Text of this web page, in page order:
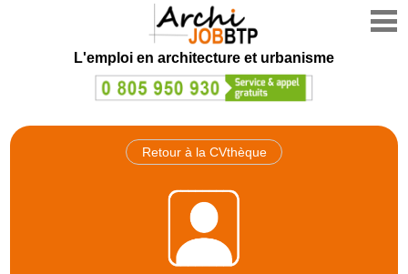
L'emploi en architecture et urbanisme
Retour à la CVthèque